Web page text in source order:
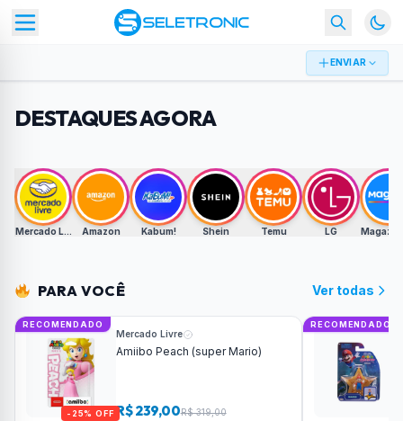
ENVIAR
DESTAQUES AGORA
Mercado Livre Amazon Kabum! Shein Temu LG
PARA VOCÊ Ver todas
RECOMENDADO
-25% OFF
Mercado Livre
Amiibo Peach (super Mario)
R$ 239,00R$ 319,00
RECOMENDADO